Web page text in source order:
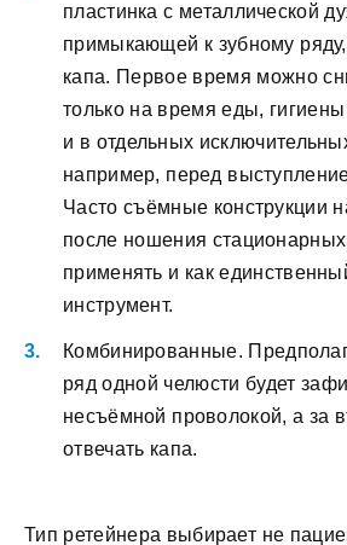
пластинка с металлической
примыкающей к зубному
капа. Первое время можно
только на время еды,
и в отдельных
например, перед
Часто съёмные конструкции
после ношения
применять и как
инструмент.
Комбинированные.
ряд одной челюсти будет
несъёмной проволокой, а за
отвечать капа.
Тип ретейнера выбирает не